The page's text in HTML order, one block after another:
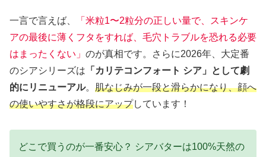
一言で言えば、
「米粒1〜2粒分の正しい量で、スキンケ
アの最後に薄くフタをすれば、毛穴トラブルを恐れる必要
はまったくない」 のが真相です。さらに2026年、大定番
のシアシリーズは 「カリテコンフォート シア」として劇
的にリニューアル。 肌なじみが一段と滑らかになり、顔へ
の使いやすさが格段にアップしています！
どこで買うのが一番安心？ シアバターは100%天然の